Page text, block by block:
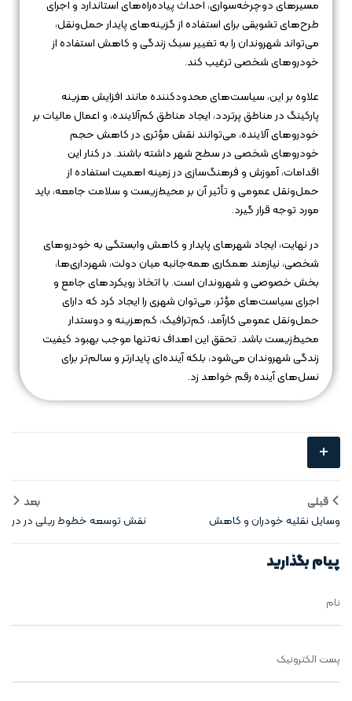
مسیرهای دوچرخه‌سواری، احداث پیاده‌راه‌های استاندارد و اجرای
طرح‌های تشویقی برای استفاده از گزینه‌های پایدار حمل‌ونقل،
می‌تواند شهروندان را به تغییر سبک زندگی و کاهش استفاده از
خودروهای شخصی ترغیب کند.
علاوه بر این، سیاست‌های محدودکننده مانند افزایش هزینه
پارکینگ در مناطق پرتردد، ایجاد مناطق کم‌آلاینده، و اعمال مالیات بر
خودروهای آلاینده، می‌توانند نقش مؤثری در کاهش حجم
خودروهای شخصی در سطح شهر داشته باشند. در کنار این
اقدامات، آموزش و فرهنگ‌سازی در زمینه اهمیت استفاده از
حمل‌ونقل عمومی و تأثیر آن بر محیط‌زیست و سلامت جامعه، باید
مورد توجه قرار گیرد.
در نهایت، ایجاد شهرهای پایدار و کاهش وابستگی به خودروهای
شخصی، نیازمند همکاری همه‌جانبه میان دولت، شهرداری‌ها،
بخش خصوصی و شهروندان است. با اتخاذ رویکردهای جامع و
اجرای سیاست‌های مؤثر، می‌توان شهری را ایجاد کرد که دارای
حمل‌ونقل عمومی کارآمد، کم‌ترافیک، کم‌هزینه و دوستدار
محیط‌زیست باشد. تحقق این اهداف نه‌تنها موجب بهبود کیفیت
زندگی شهروندان می‌شود، بلکه آینده‌ای پایدارتر و سالم‌تر برای
نسل‌های آینده رقم خواهد زد.
+
قبلی
وسایل نقلیه خودران و کاهش
ترافیک شهری
بعد
نقش توسعه خطوط ریلی در در
شهرهای گسترده
پیام بگذارید
نام
پست الکترونیک